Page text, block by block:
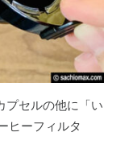
プセルの他に「い
ヒーフィルタ